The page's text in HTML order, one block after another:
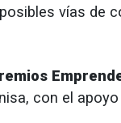
vías de
con el